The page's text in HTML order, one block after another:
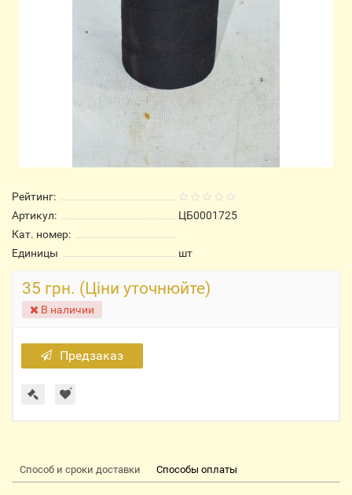
Рейтинг:
Артикул:
ЦБ0001725
Кат. номер:
Единицы
шт
35 грн. (Ціни уточнюйте)
В наличии
Предзаказ
Способ и сроки доставки Способы оплаты